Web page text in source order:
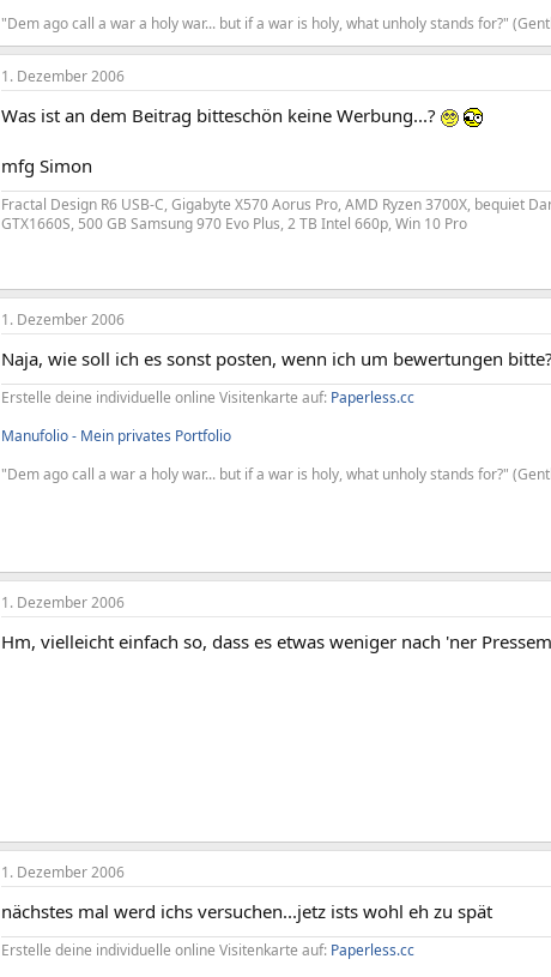
"Dem ago call a war a holy war... but if a war is holy, what unholy stands for?"
1. Dezember 2006
Was ist an dem Beitrag bitteschön keine Werbung...?
mfg Simon
Fractal Design R6 USB-C, Gigabyte X570 Aorus Pro, AMD Ryzen 3700X, bequiet
GTX1660S, 500 GB Samsung 970 Evo Plus, 2 TB Intel 660p, Win 10 Pro
1. Dezember 2006
Naja, wie soll ich es sonst posten, wenn ich um bewertungen bitte?
Erstelle deine individuelle online Visitenkarte auf: Paperless.cc
Manufolio - Mein privates Portfolio
"Dem ago call a war a holy war... but if a war is holy, what unholy stands for?"
1. Dezember 2006
Hm, vielleicht einfach so, dass es etwas weniger nach 'ner
1. Dezember 2006
nächstes mal werd ichs versuchen...jetz ists wohl eh zu spät
Erstelle deine individuelle online Visitenkarte auf: Paperless.cc